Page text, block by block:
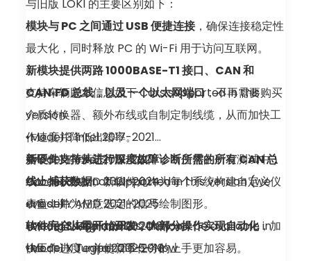
LOKI 产品的一般问题。
技术支持如何运作？
支持通过个人 wechat 聊天提供，这样可以保存整个
对话历史。不提供语音通话。
工作时间之外是否提供支持？
工作时间之外的支持是可能的，但必须提前讨论和安
排。
与旧版 LOKI 的主要区别如下：
模块与 PC 之间通过 USB 便捷连接，确保连接稳定性
最大化，同时释放 PC 的 Wi-Fi 用于访问互联网。
新模块提供两路 1000BASE-T1 接口、CAN 和
CAN‑FD 总线，以及一个以太网端口，不再需要购买
介质转换器、额外布线或自制定制线缆，从而加快工
作速度并降低出错率。
新硬件支持从进行深度故障诊断所需的所有 CAN 总
线上捕获数据。新软件允许为每个系统构建自定义仪
表盘，并为任意选定的信号绘制图形。
软件完全从零开始开发，大部分操作实现自动化，加
快工作进度，并使新手任务的上手更加容易。
支持车辆版本信息如下 Cars supported in this
version:
•Model 3 Intel 2017-2021
•Model Y Intel 2019-2021
•Model 3 AMD 2021-2024
•Model Y AMD 2021-2025
•Model 3 Highland 2024- Now
•Model Y Juniper 2025- Now
赞不支持车辆芯片版本如下：（任然在研发测试中 ）
Car models not supported in this version (we
are still
testing these models; they will be available in
the
•Model S Tegra 2012-2018
•Model X Tegra 2016-2018